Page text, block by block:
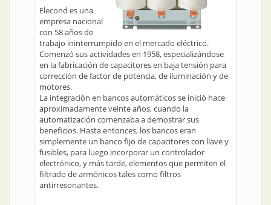
Elecond es una
empresa nacional
con 58 años de
trabajo ininterrumpido en el mercado eléctrico.
Comenzó sus actividades en 1958, especializándose
en la fabricación de capacitores en baja tensión para
corrección de factor de potencia, de iluminación y de
motores.
La integración en bancos automáticos se inició hace
aproximadamente veinte años, cuando la
automatización comenzaba a demostrar sus
beneficios. Hasta entonces, los bancos eran
simplemente un banco fijo de capacitores con llave y
fusibles, para luego incorporar un controlador
electrónico, y más tarde, elementos que permiten el
filtrado de armónicos tales como filtros
antirresonantes.